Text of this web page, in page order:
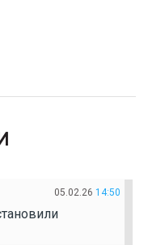
05.02.26 14:50